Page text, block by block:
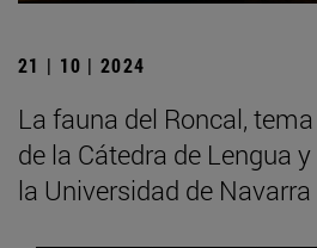
21 | 10 | 2024
La fauna del Roncal,
de la Cátedra de Lengua
la Universidad de Navarra